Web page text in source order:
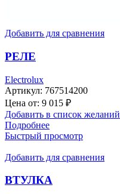
Добавить для сравнения
РЕЛЕ
Electrolux
Артикул: 767514200
Цена от: 9 015 ₽
Добавить в список желаний
Подробнее
Быстрый просмотр
Добавить для сравнения
ВТУЛКА